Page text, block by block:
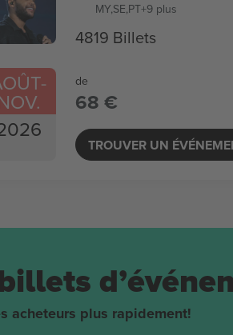
-
MY,SE,PT+9 plus
4819 Billets
de
68 €
TROUVER UN
acheteurs plus rapidement!